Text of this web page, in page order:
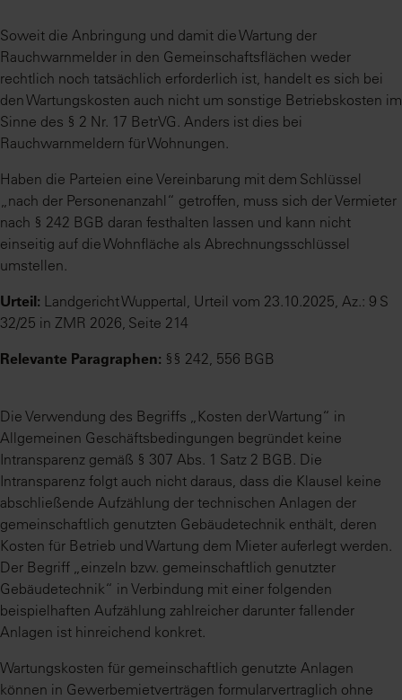
Soweit die Anbringung und damit die Wartung der
Rauchwarnmelder in den Gemeinschaftsflächen weder
rechtlich noch tatsächlich erforderlich ist, handelt es sich bei
den Wartungskosten auch nicht um sonstige Betriebskosten im
Sinne des § 2 Nr. 17 BetrVG. Anders ist dies bei
Rauchwarnmeldern für Wohnungen.
Haben die Parteien eine Vereinbarung mit dem Schlüssel
„nach der Personenanzahl“ getroffen, muss sich der Vermieter
nach § 242 BGB daran festhalten lassen und kann nicht
einseitig auf die Wohnfläche als Abrechnungsschlüssel
umstellen.
Urteil: Landgericht Wuppertal, Urteil vom 23.10.2025, Az.: 9 S
32/25 in ZMR 2026, Seite 214
Relevante Paragraphen: §§ 242, 556 BGB
Die Verwendung des Begriffs „Kosten der Wartung“ in
Allgemeinen Geschäftsbedingungen begründet keine
Intransparenz gemäß § 307 Abs. 1 Satz 2 BGB. Die
Intransparenz folgt auch nicht daraus, dass die Klausel keine
abschließende Aufzählung der technischen Anlagen der
gemeinschaftlich genutzten Gebäudetechnik enthält, deren
Kosten für Betrieb und Wartung dem Mieter auferlegt werden.
Der Begriff „einzeln bzw. gemeinschaftlich genutzter
Gebäudetechnik“ in Verbindung mit einer folgenden
beispielhaften Aufzählung zahlreicher darunter fallender
Anlagen ist hinreichend konkret.
Wartungskosten für gemeinschaftlich genutzte Anlagen
können in Gewerbemietverträgen formularvertraglich ohne